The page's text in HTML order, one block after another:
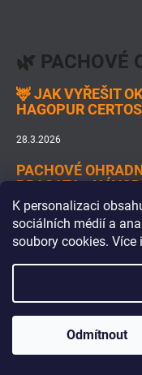
K personalizaci
sociálních médií a
soubory cookies.
Odmítnout
🌿 PACHOVÉ
🦌 JAK VYŘEŠIT
HAGOPUR
28.3.2026
PACHOVÉ
PRASATA - NÁVOD
27.3.2026
PACHOVÉ
JELENY - NÁVOD